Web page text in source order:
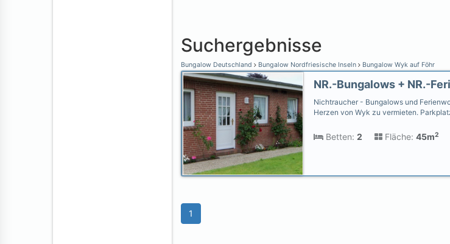
Suchergebnisse
Bungalow Deutschland Bungalow Nordfriesische Inseln Bungalow Wyk auf Föhr
Nichtraucher - Bungalows und
Herzen von Wyk zu vermieten.
Betten: 2 Fläche: 45m2
1